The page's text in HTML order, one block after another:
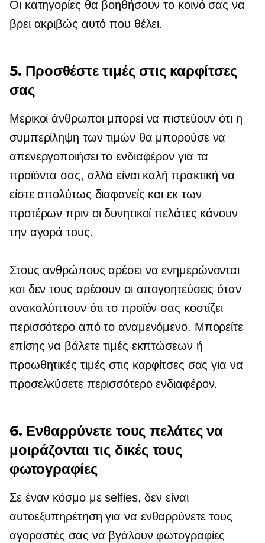
Οι κατηγορίες θα βοηθήσουν το κοινό σας να
βρει ακριβώς αυτό που θέλει.
5. Προσθέστε τιμές στις καρφίτσες
σας
Μερικοί άνθρωποι μπορεί να πιστεύουν ότι η
συμπερίληψη των τιμών θα μπορούσε να
απενεργοποιήσει το ενδιαφέρον για τα
προϊόντα σας, αλλά είναι καλή πρακτική να
είστε απολύτως διαφανείς και εκ των
προτέρων πριν οι δυνητικοί πελάτες κάνουν
την αγορά τους.
Στους ανθρώπους αρέσει να ενημερώνονται
και δεν τους αρέσουν οι απογοητεύσεις όταν
ανακαλύπτουν ότι το προϊόν σας κοστίζει
περισσότερο από το αναμενόμενο. Μπορείτε
επίσης να βάλετε τιμές εκπτώσεων ή
προωθητικές τιμές στις καρφίτσες σας για να
προσελκύσετε περισσότερο ενδιαφέρον.
6. Ενθαρρύνετε τους πελάτες να
μοιράζονται τις δικές τους
φωτογραφίες
Σε έναν κόσμο με selfies, δεν είναι
αυτοεξυπηρέτηση για να ενθαρρύνετε τους
αγοραστές σας να βγάλουν φωτογραφίες